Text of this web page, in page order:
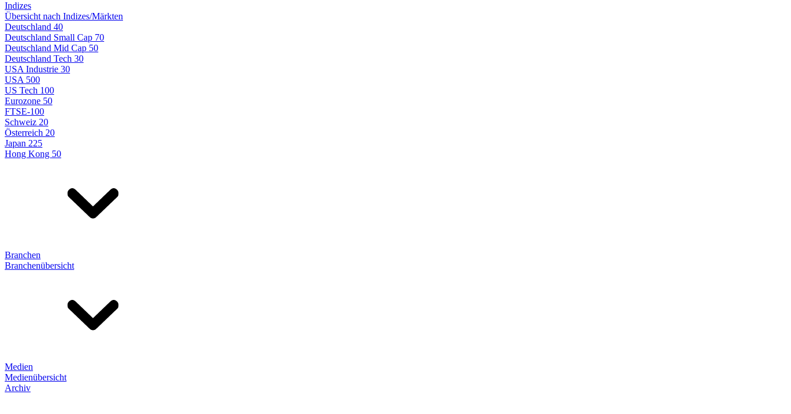
Indizes
Übersicht nach Indizes/Märkten
Deutschland 40
Deutschland Small Cap 70
Deutschland Mid Cap 50
Deutschland Tech 30
USA Industrie 30
USA 500
US Tech 100
Eurozone 50
FTSE-100
Schweiz 20
Österreich 20
Japan 225
Hong Kong 50
Branchen
Branchenübersicht
Medien
Medienübersicht
Archiv